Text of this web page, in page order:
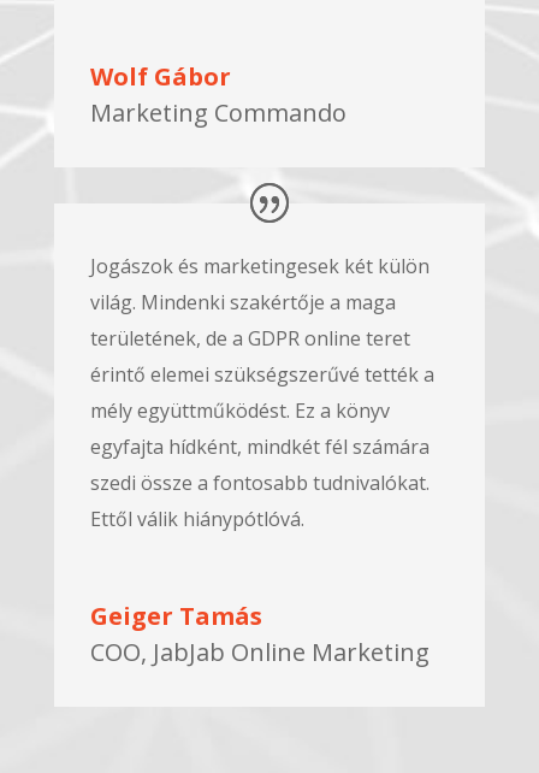
Wolf Gábor
Marketing Commando
Jogászok és marketingesek két külön
világ. Mindenki szakértője a maga
területének, de a GDPR online teret
érintő elemei szükségszerűvé tették a
mély együttműködést. Ez a könyv
egyfajta hídként, mindkét fél számára
szedi össze a fontosabb tudnivalókat.
Ettől válik hiánypótlóvá.
Geiger Tamás
COO, JabJab Online Marketing